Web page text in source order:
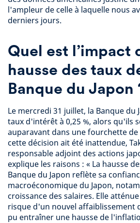
l'ampleur de celle à laquelle nous
derniers jours.
Quel est l’impact
hausse des taux
Banque du Japon
Le mercredi 31 juillet, la Banque du
taux d'intérêt à 0,25 %, alors qu'ils
auparavant dans une fourchette de
cette décision ait été inattendue,
responsable adjoint des actions
explique les raisons : « La hausse
Banque du Japon reflète sa
macroéconomique du Japon,
croissance des salaires. Elle
risque d'un nouvel affaiblissement
pu entraîner une hausse de